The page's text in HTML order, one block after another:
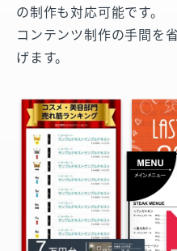
の制作も対応可能です。
コンテンツ制作の手間を
げます。